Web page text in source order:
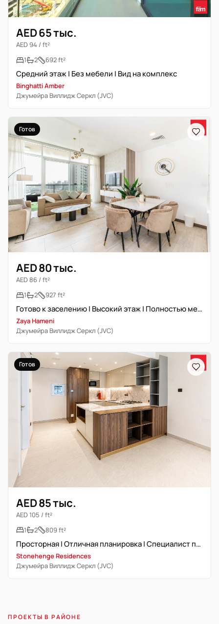
AED 65 тыс.
AED 94 / ft²
1
2 692 ft²
Средний этаж | Без мебели | Вид на комплекс
Binghatti Amber
Джумейра Виллидж Серкл (JVC)
Готов
AED 80 тыс.
AED 86 / ft²
1
2 927 ft²
Готово к заселению | Высокий этаж | Полностью меблирована
Zaya Hameni
Джумейра Виллидж Серкл (JVC)
Готов
AED 85 тыс.
AED 105 / ft²
1
2 809 ft²
Просторная | Отличная планировка | Специалист по недвижимости
Stonehenge Residences
Джумейра Виллидж Серкл (JVC)
ПРОЕКТЫ В РАЙОНЕ